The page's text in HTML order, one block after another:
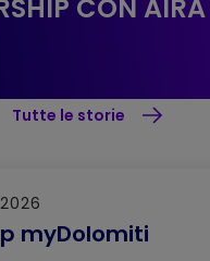
CON AIRA
Tutte le storie
myDolomiti